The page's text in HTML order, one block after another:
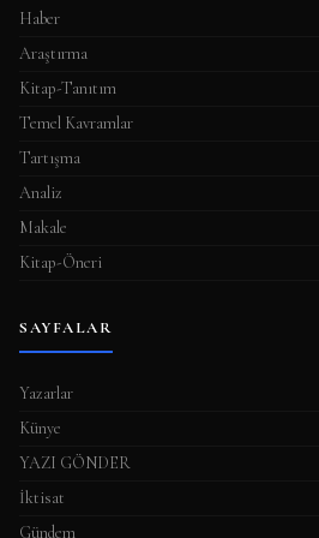
a
s
ı
Haber
Araştırma
Kitap-Tanıtım
Temel Kavramlar
Tartışma
Analiz
Makale
Kitap-Öneri
SAYFALAR
Yazarlar
Künye
YAZI GÖNDER
İktisat
Gündem